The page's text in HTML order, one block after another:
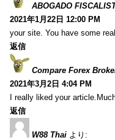
ABOGADO
2021年1月22日 12:00 PM
your site. You have some
返信
Compare Forex
2021年3月2日 4:04 PM
I really liked your
返信
W88 Thai より: